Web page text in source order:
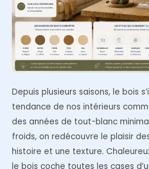
Depuis plusieurs saisons, le bois
tendance de nos intérieurs
des années de tout-blanc
froids, on redécouvre le plaisir
histoire et une texture.
le bois coche toutes les cases